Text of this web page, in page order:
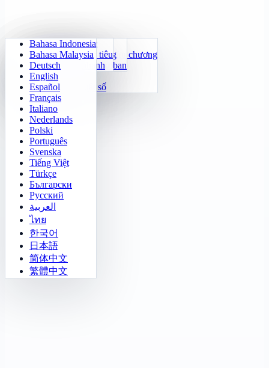
Số học hằng ngày
Huấn luyện bảng cửu chương
24 Tính Nhanh
Hàm số
Điền quy luật số
Sudoku
Klotski Số
2048
Tetris
Dò mìn
Gomoku
Tắt đèn
Nhiệm vụ mê cung
Thách Thức Sokoban
Ma trận ký ức
Theo dõi mục tiêu
Phân biệt nhanh
Bahasa Indonesia
Bahasa Malaysia
Deutsch
English
Español
Français
Italiano
Nederlands
Polski
Português
Svenska
Tiếng Việt
Türkçe
Български
Русский
العربية
ไทย
한국어
日本語
简体中文
繁體中文